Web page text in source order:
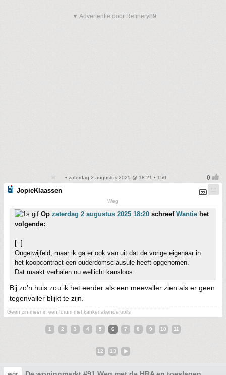
▼ Advertentie door Refinery89
• zaterdag 2 augustus 2025 @ 18:21 • 150
JopieKlaassen
Weg
Op zaterdag 2 augustus 2025 18:20 schreef Wantie het
volgende:
[..]
Ongetwijfeld, maar ik ga er ook van uit dat de vorige eigenaar in
het koopcontract een ouderdomsclausule heeft opgenomen.
Dat maakt verhalen nu wellicht kansloos.
Bij zo’n huis zou ik het eerder als een meevaller zien als er geen
tegenvaller blijkt te zijn.
Geen zin meer in een forum met kankerfakende trolls
1 2 3 4 5 6 7 8 9 10 11
12 13